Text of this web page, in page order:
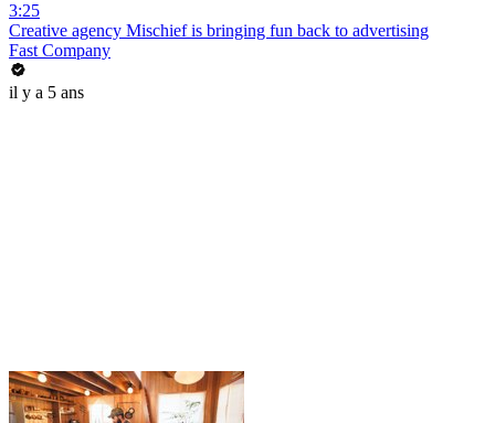
3:25
Creative agency Mischief is bringing fun back to advertising
Fast Company
il y a 5 ans